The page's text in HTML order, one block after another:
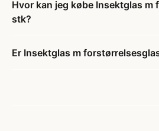
Hvor kan jeg købe Insektglas m
stk?
Er Insektglas m